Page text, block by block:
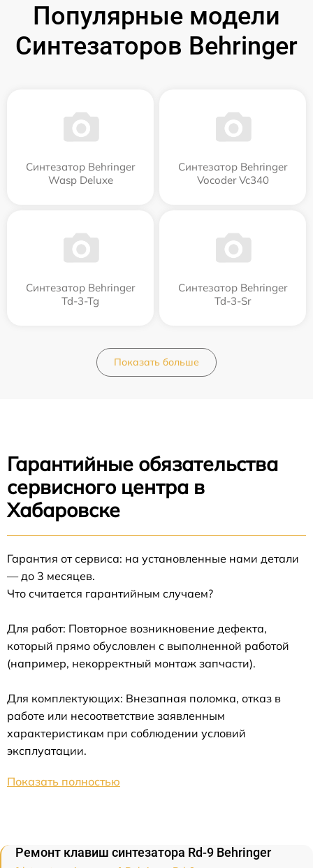
Популярные модели
Синтезаторов Behringer
Синтезатор Behringer
Wasp Deluxe
Синтезатор Behringer
Vocoder Vc340
Синтезатор Behringer
Td-3-Tg
Синтезатор Behringer
Td-3-Sr
Показать больше
Гарантийные обязательства
сервисного центра в
Хабаровске
Гарантия от сервиса: на установленные нами детали
— до 3 месяцев.
Что считается гарантийным случаем?
Для работ: Повторное возникновение дефекта,
который прямо обусловлен с выполненной работой
(например, некорректный монтаж запчасти).
Для комплектующих: Внезапная поломка, отказ в
работе или несоответствие заявленным
характеристикам при соблюдении условий
эксплуатации.
Показать полностью
Ремонт клавиш синтезатора Rd-9 Behringer